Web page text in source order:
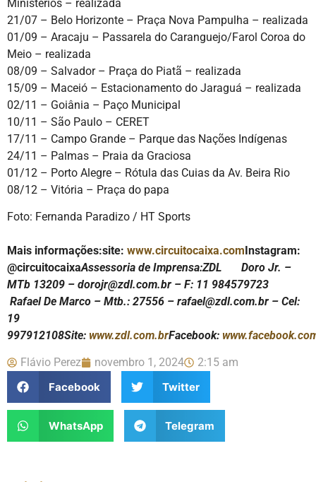
Ministérios – realizada
21/07 – Belo Horizonte – Praça Nova Pampulha – realizada
01/09 – Aracaju – Passarela do Caranguejo/Farol Coroa do
Meio – realizada
08/09 – Salvador – Praça do Piatã – realizada
15/09 – Maceió – Estacionamento do Jaraguá – realizada
02/11 – Goiânia – Paço Municipal
10/11 – São Paulo – CERET
17/11 – Campo Grande – Parque das Nações Indígenas
24/11 – Palmas – Praia da Graciosa
01/12 – Porto Alegre – Rótula das Cuias da Av. Beira Rio
08/12 – Vitória – Praça do papa
Foto: Fernanda Paradizo / HT Sports
Mais informações:site: www.circuitocaixa.comInstagram:
@circuitocaixaAssessoria de Imprensa:ZDL Doro Jr. –
MTb 13209 – dorojr@zdl.com.br – F: 11 984579723
Rafael De Marco – Mtb.: 27556 – rafael@zdl.com.br – Cel:
19
997912108Site: www.zdl.com.brFacebook:
Flávio Perez novembro 1, 2024
2:15 am
Facebook
Twitter
WhatsApp Telegram